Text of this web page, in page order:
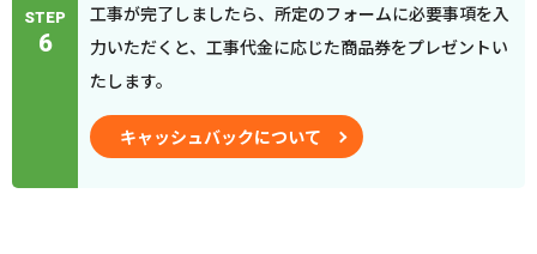
STEP
6
工事が完了しましたら、所定のフォームに必要事項を入
力いただくと、工事代金に応じた商品券をプレゼントい
たします。
キャッシュバックについて